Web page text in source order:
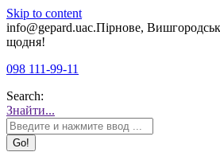
Skip to content
info@gepard.uaс.Пірнове,
щодня!
098 111-99-11
Search:
Знайти...